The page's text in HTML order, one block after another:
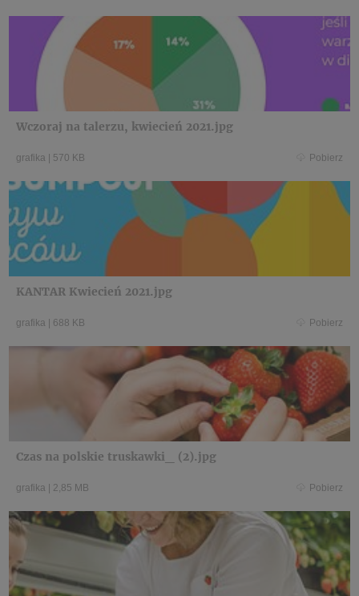
Wczoraj na talerzu, kwiecień 2021.jpg
grafika 570 KB Pobierz
KANTAR Kwiecień 2021.jpg
grafika 688 KB Pobierz
Czas na polskie truskawki_ (2).jpg
grafika 2,85 MB Pobierz